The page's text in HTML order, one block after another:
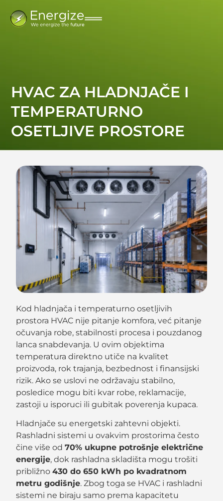
HVAC ZA HLADNJAČE I
TEMPERATURNO
OSETLJIVE PROSTORE
Kod hladnjača i temperaturno osetljivih
prostora HVAC nije pitanje komfora, već pitanje
očuvanja robe, stabilnosti procesa i pouzdanog
lanca snabdevanja. U ovim objektima
temperatura direktno utiče na kvalitet
proizvoda, rok trajanja, bezbednost i finansijski
rizik. Ako se uslovi ne održavaju stabilno,
posledice mogu biti kvar robe, reklamacije,
zastoji u isporuci ili gubitak poverenja kupaca.
Hladnjače su energetski zahtevni objekti.
Rashladni sistemi u ovakvim prostorima često
čine više od70% ukupne potrošnje električne
energije, dok rashladna skladišta mogu trošiti
približno430 do 650 kWh po kvadratnom
metru godišnje. Zbog toga se HVAC i rashladni
sistemi ne biraju samo prema kapacitetu